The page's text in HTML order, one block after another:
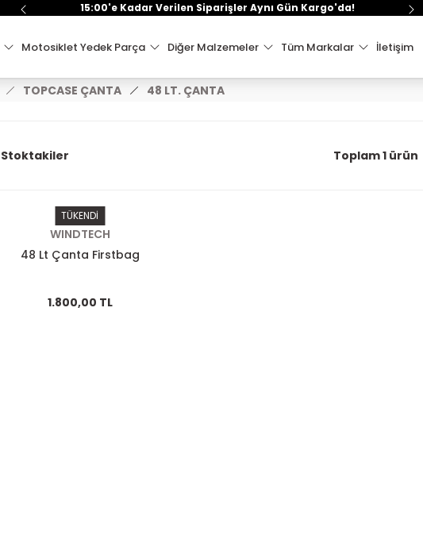
15:00'e Kadar Verilen Siparişler Aynı Gün Kargo'da!
Motosiklet Yedek Parça Diğer Malzemeler Tüm Markalar İletişim
TOPCASE ÇANTA 48 LT. ÇANTA
Stoktakiler Toplam 1 ürün
TÜKENDİ
WINDTECH
48 Lt Çanta Firstbag
1.800,00 TL